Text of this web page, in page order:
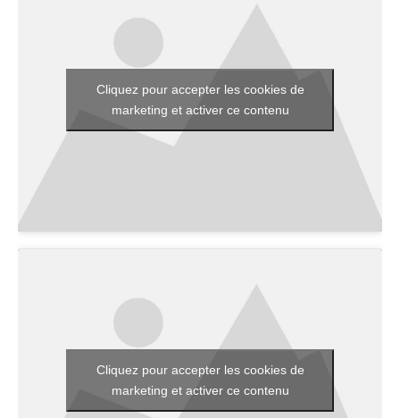
Cliquez pour accepter les cookies de
marketing et activer ce contenu
Cliquez pour accepter les cookies de
marketing et activer ce contenu